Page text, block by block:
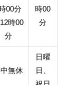
00分
時00
分
時00
分
無休
日曜
日、